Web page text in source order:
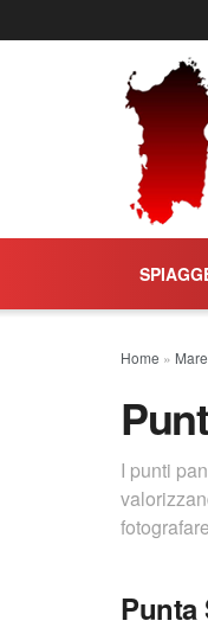
Home » Mare
I punti
Punta